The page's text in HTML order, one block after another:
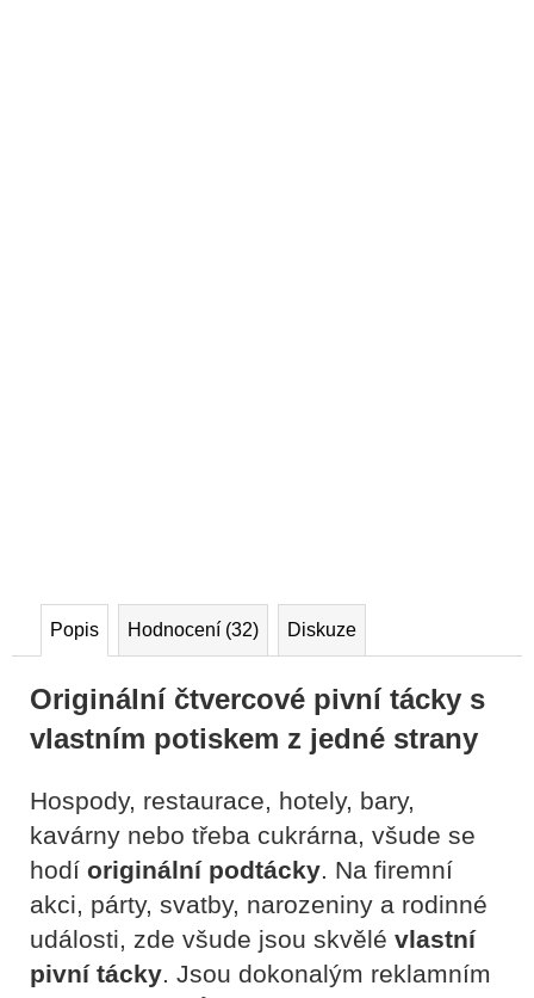
Popis Hodnocení (32) Diskuze
Originální čtvercové pivní tácky s
vlastním potiskem z jedné strany
Hospody, restaurace, hotely, bary,
kavárny nebo třeba cukrárna, všude se
hodí originální podtácky. Na firemní
akci, párty, svatby, narozeniny a rodinné
události, zde všude jsou skvělé vlastní
pivní tácky. Jsou dokonalým reklamním